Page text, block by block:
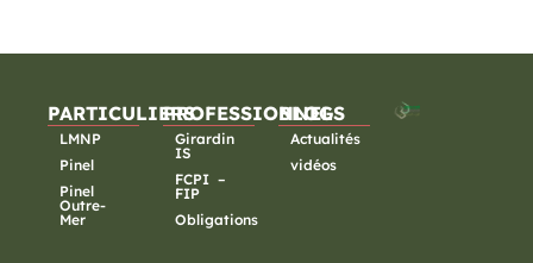
PARTICULIERS
LMNP
Pinel
Pinel
Outre-
Mer
PROFESSIONNELS
Girardin
IS
FCPI –
FIP
Obligations
BLOG
Actualités
vidéos